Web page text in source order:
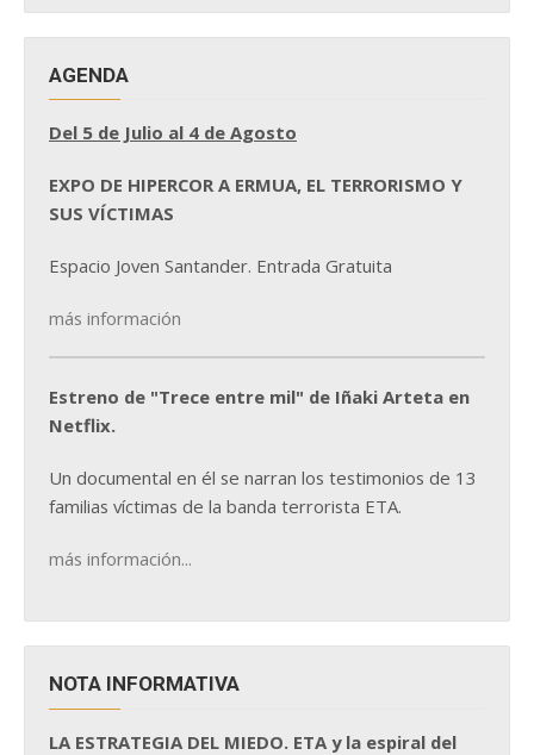
AGENDA
Del 5 de Julio al 4 de Agosto
EXPO DE HIPERCOR A ERMUA, EL TERRORISMO Y
SUS VÍCTIMAS
Espacio Joven Santander. Entrada Gratuita
más información
Estreno de "Trece entre mil" de Iñaki Arteta en
Netflix.
Un documental en él se narran los testimonios de 13
familias víctimas de la banda terrorista ETA.
más información...
NOTA INFORMATIVA
LA ESTRATEGIA DEL MIEDO. ETA y la espiral del